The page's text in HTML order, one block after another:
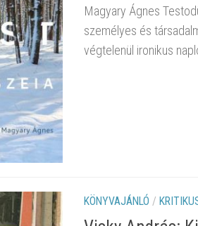
Magyary Ágnes
személyes és
végtelenül ironikus
KÖNYVAJÁNLÓ /